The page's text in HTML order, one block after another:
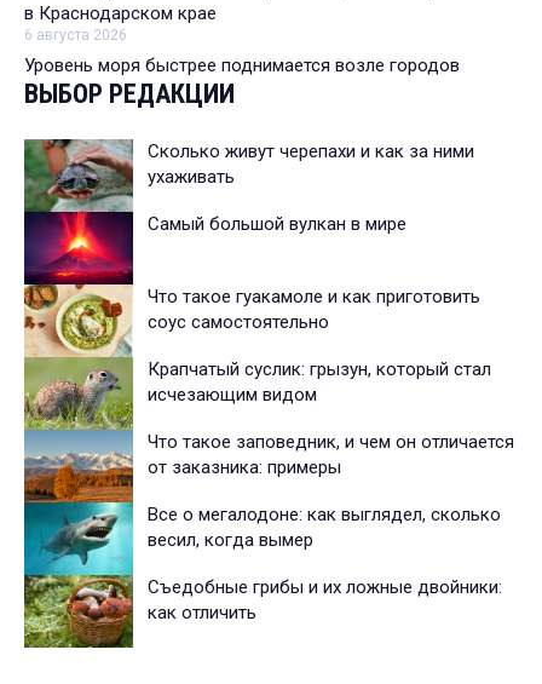
в Краснодарском крае
6 августа 2026
Уровень моря быстрее поднимается возле городов
ВЫБОР РЕДАКЦИИ
Сколько живут черепахи и как за ними
ухаживать
Самый большой вулкан в мире
Что такое гуакамоле и как приготовить
соус самостоятельно
Крапчатый суслик: грызун, который стал
исчезающим видом
Что такое заповедник, и чем он отличается
от заказника: примеры
Все о мегалодоне: как выглядел, сколько
весил, когда вымер
Съедобные грибы и их ложные двойники:
как отличить